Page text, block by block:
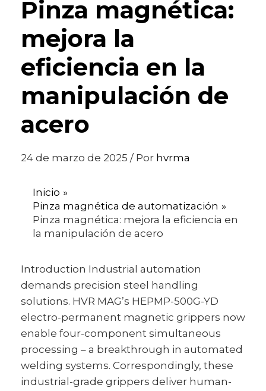
Pinza magnética:
mejora la
eficiencia en la
manipulación de
acero
24 de marzo de 2025 / Por hvrma
Inicio
Pinza magnética de automatización
Pinza magnética: mejora la eficiencia en
la manipulación de acero
Introduction Industrial automation
demands precision steel handling
solutions. HVR MAG’s HEPMP-500G-YD
electro-permanent magnetic grippers now
enable four-component simultaneous
processing – a breakthrough in automated
welding systems. Correspondingly, these
industrial-grade grippers deliver human-